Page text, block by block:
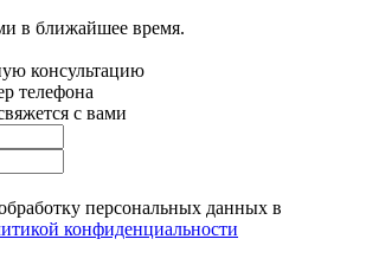
в ближайшее время.
консультацию
телефона
с вами
персональных данных в
конфиденциальности